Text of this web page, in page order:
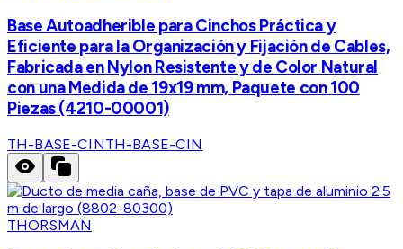
Base Autoadherible para Cinchos Práctica y
Eficiente para la Organización y Fijación de Cables,
Fabricada en Nylon Resistente y de Color Natural
con una Medida de 19x19 mm, Paquete con 100
Piezas (4210-00001)
TH-BASE-CINTH-BASE-CIN
THORSMAN